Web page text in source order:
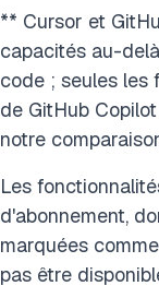
** Cursor et
capacités au-
code ; seules les
de GitHub
notre
Les
d'abonnement,
marquées
pas être